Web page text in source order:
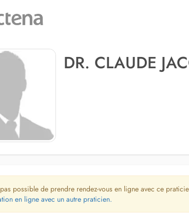
DR. CLAUDE
pas possible de prendre rendez-vous en ligne avec ce
en ligne avec un autre praticien.